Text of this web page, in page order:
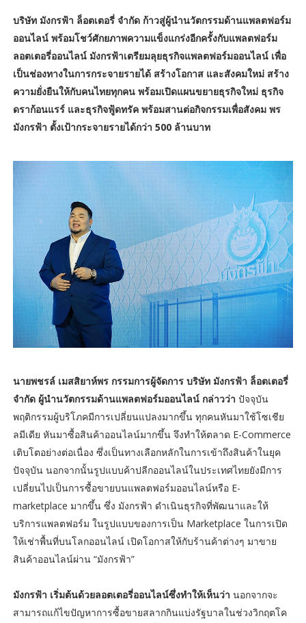
บริษัท มังกรฟ้า ล็อตเตอรี่ จำกัด ก้าวสู่ผู้นำนวัตกรรมด้านแพลตฟอร์ม
ออนไลน์ พร้อมโชว์ศักยภาพความแข็งแกร่งอีกครั้งกับแพลตฟอร์ม
ลอตเตอรี่ออนไลน์ มังกรฟ้าเตรียมลุยธุรกิจแพลตฟอร์มออนไลน์ เพื่อ
เป็นช่องทางในการกระจายรายได้ สร้างโอกาส และสังคมใหม่ สร้าง
ความยั่งยืนให้กับคนไทยทุกคน พร้อมเปิดแผนขยายธุรกิจใหม่ ธุรกิจ
ดราก้อนแรร์ และธุรกิจฟู้ดทรัค พร้อมสานต่อกิจกรรมเพื่อสังคม พร
มังกรฟ้า ตั้งเป้ากระจายรายได้กว่า 500 ล้านบาท
นายพชรล์ เมสสิยาห์พร กรรมการผู้จัดการ บริษัท มังกรฟ้า ล็อตเตอรี่
จำกัด ผู้นำนวัตกรรมด้านแพลตฟอร์มออนไลน์ กล่าวว่า ปัจจุบัน
พฤติกรรมผู้บริโภคมีการเปลี่ยนแปลงมากขึ้น ทุกคนหันมาใช้โซเชีย
ลมีเดีย หันมาซื้อสินค้าออนไลน์มากขึ้น จึงทำให้ตลาด E-Commerce
เติบโตอย่างต่อเนื่อง ซึ่งเป็นทางเลือกหลักในการเข้าถึงสินค้าในยุค
ปัจจุบัน นอกจากนั้นรูปแบบค้าปลีกออนไลน์ในประเทศไทยยังมีการ
เปลี่ยนไปเป็นการซื้อขายบนแพลตฟอร์มออนไลน์หรือ E-
marketplace มากขึ้น ซึ่ง มังกรฟ้า ดำเนินธุรกิจที่พัฒนาและให้
บริการแพลตฟอร์ม ในรูปแบบของการเป็น Marketplace ในการเปิด
ให้เช่าพื้นที่บนโลกออนไลน์ เปิดโอกาสให้กับร้านค้าต่างๆ มาขาย
สินค้าออนไลน์ผ่าน “มังกรฟ้า”
มังกรฟ้า เริ่มต้นด้วยลอตเตอรี่ออนไลน์ซึ่งทำให้เห็นว่า นอกจากจะ
สามารถแก้ไขปัญหาการซื้อขายสลากกินแบ่งรัฐบาลในช่วงวิกฤตโค